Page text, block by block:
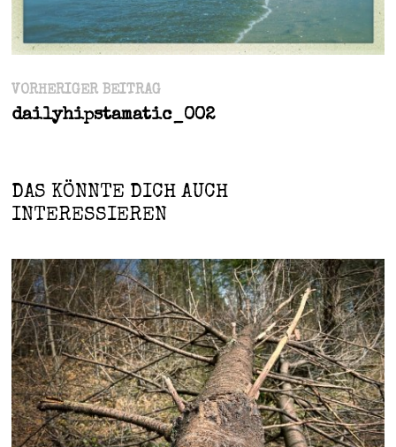
Beitragsnavigation
VORHERIGER BEITRAGVorheriger
Beitrag:
dailyhipstamatic_002
DAS KÖNNTE DICH AUCH
INTERESSIEREN